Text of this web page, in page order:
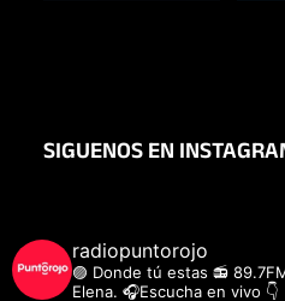
SIGUENOS EN
radiopuntorojo
🟣 Donde tú estas 📻
Elena. 🎧Escucha en vivo 👇